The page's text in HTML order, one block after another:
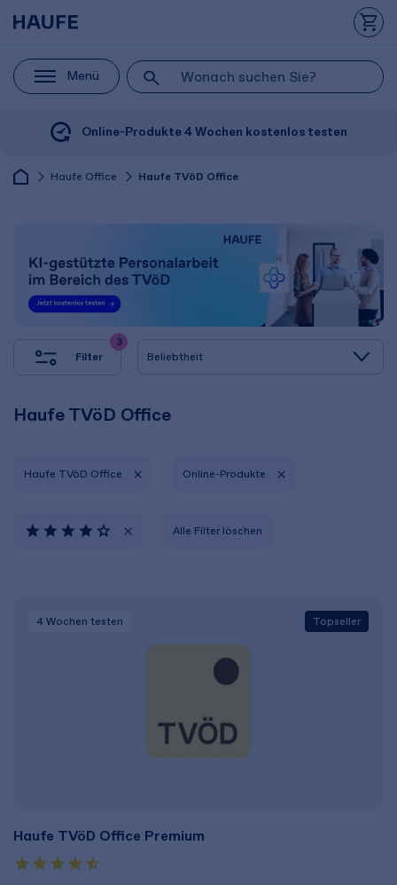
Menü
Online-Produkte 4 Wochen kostenlos testen
Haufe Office Haufe TVöD Office
Filter
3
Haufe TVöD Office
Haufe TVöD Office Online-Produkte
Alle Filter löschen
4 Wochen testen Topseller
Haufe TVöD Office Premium